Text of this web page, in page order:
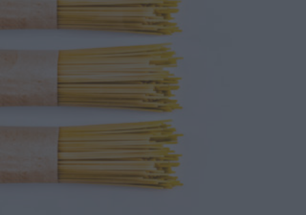
Per questo in commercio si trovano due varianti più
diffuse, il farro decorticato e il farro perlato. Il primo è solo
privo della glumetta; il secondo è sottoposto a un ulteriore
processo di raffinazione, simile a quello del riso e
dell’orzo. I chicchi del farro, dopo la perlatura, appaiono
più chiari, sono più digeribili e cuociono in fretta. Farro
perlato: proprietà, calorie e valori nutrizionali Il farro,
anche quello perlato, contiene glutine, e dunque non è
adatto a una dieta per celiaci. Le sue caratteristiche sono
simili a quelle del frumento. Generalmente, 100 g di
prodotto offrono 352 calorie e: Grassi 1,7 g, di cui acidi
grassi saturi 0,4 g Carboidrati 71 g, di cui zuccheri 1,1 g
Fibre 7 g Proteine 14 g Sale 0,06 g. Il farro è un potente